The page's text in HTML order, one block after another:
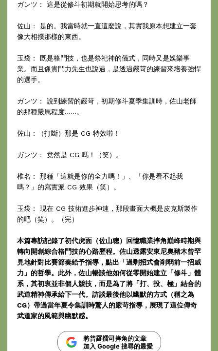
ガンツ： 這是從修斗初期就開始思考的嗎？
佐山： 是的。我當時就一直這麼說，其實我原本想建立一套
像大相撲那樣的東西。
玉袋： 既是格鬥技，也是祭祀神的儀式，同時又是娛樂事
業。而且像貴鬥力先生也說過，是透過嚴苛的練習來培養強悍
的選手。
ガンツ： 說到練習的嚴苛，初期修斗夏季集訓時，佐山老師
的那種嚴厲程度……。
佐山：（打斷）那是 CG 特效啦！
ガンツ： 竟然是 CG 嗎！（笑）。
椎名： 那種「這就是你的全力嗎！」、「你是看不起我
嗎？」的寫實派 CG 效果（笑）。
玉袋： 現在 CG 技術進步神速，那段畫面大概是皮克斯製作
的吧（笑）。（完）
本篇專訪記錄了初代虎面（佐山聰）回憶職業摔角巔峰時期與
轉向開創綜合格鬥技的心路歷程。佐山透露安東尼奧豬木曾罕
見地針對比賽節奏給予指導，點出「過剩招式會削弱前一招威
力」的哲學。此外，佐山暢談他如何從零開始建立「修斗」體
系，其初衷並非個人競技，而是為了將「打、投、極」結合的
武道精神傳承給下一代。訪談最後他以幽默的方式（稱之為
CG）帶過當年夏令集訓時驚人的嚴苛指導，展現了這位傳奇
武道家的風範與幽默感。
將普羅擂司摔角的文章
加入 Google 搜尋的最愛